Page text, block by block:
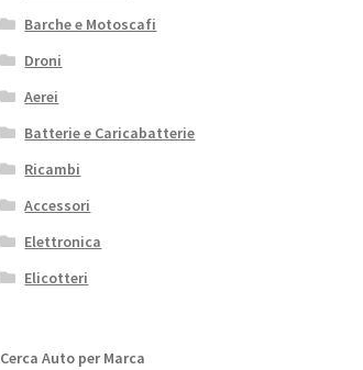
Barche e Motoscafi
Droni
Aerei
Batterie e Caricabatterie
Ricambi
Accessori
Elettronica
Elicotteri
Cerca Auto per Marca